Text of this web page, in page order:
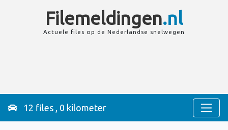
Filemeldingen.nl
Actuele files op de Nederlandse snelwegen
12 files , 0 kilometer